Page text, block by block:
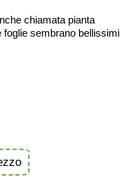
chiamata pianta
sembrano bellissimi